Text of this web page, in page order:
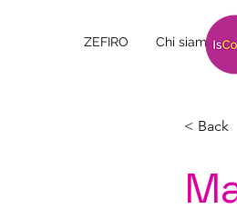
ZEFIRO Chi siamo
< Back